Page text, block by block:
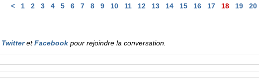
< 1 2 3 4 5 6 7 8 9 10 11 12 13 14 15 16 17 18 19 20
TwitteretFacebookpour rejoindre la conversation.